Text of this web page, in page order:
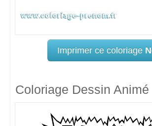
Imprimer ce coloriage
Coloriage Dessin Animé